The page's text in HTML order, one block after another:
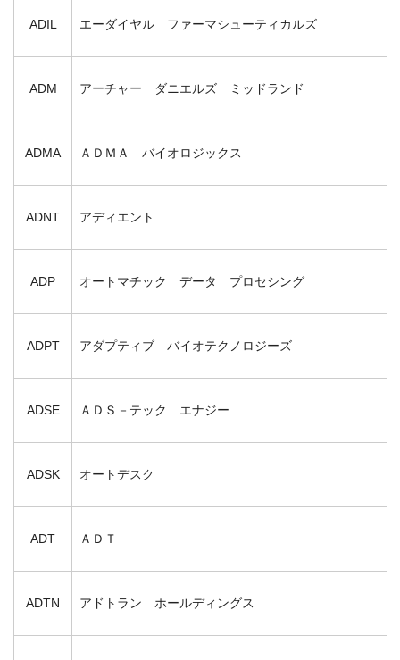
ADIL エーダイヤル ファーマシューティカルズ
ADM アーチャー ダニエルズ ミッドランド
ADMA ＡＤＭＡ バイオロジックス
ADNT アディエント
ADP オートマチック データ プロセシング
ADPT アダプティブ バイオテクノロジーズ
ADSE ＡＤＳ－テック エナジー
ADSK オートデスク
ADT ＡＤＴ
ADTN アドトラン ホールディングス